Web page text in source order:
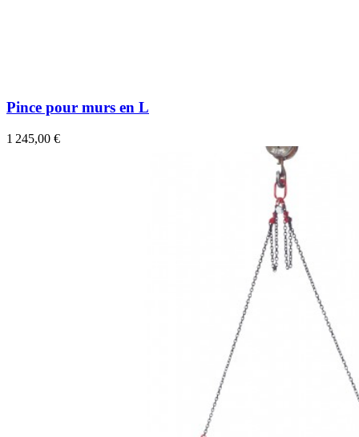
Pince pour murs en L
1 245,00 €